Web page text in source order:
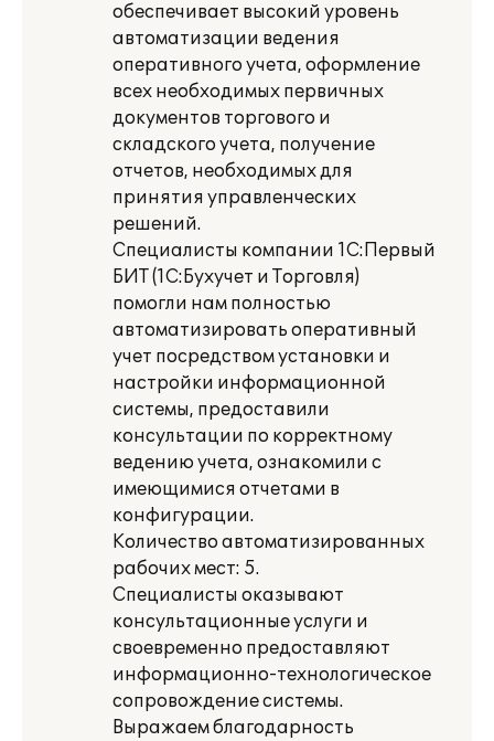
обеспечивает высокий уровень
автоматизации ведения
оперативного учета, оформление
всех необходимых первичных
документов торгового и
складского учета, получение
отчетов, необходимых для
принятия управленческих
решений.
Специалисты компании 1С:Первый
БИТ (1С:Бухучет и Торговля)
помогли нам полностью
автоматизировать оперативный
учет посредством установки и
настройки информационной
системы, предоставили
консультации по корректному
ведению учета, ознакомили с
имеющимися отчетами в
конфигурации.
Количество автоматизированных
рабочих мест: 5.
Специалисты оказывают
консультационные услуги и
своевременно предоставляют
информационно-технологическое
сопровождение системы.
Выражаем благодарность